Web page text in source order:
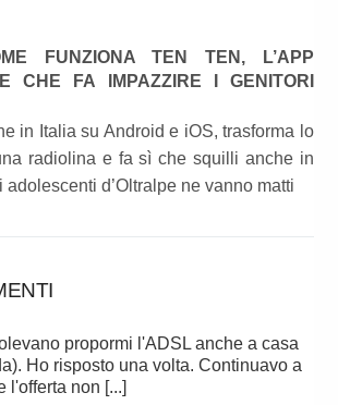
FUNZIONA TEN TEN, L’APP
CHE FA IMPAZZIRE I GENITORI
in Italia su Android e iOS, trasforma lo
radiolina e fa sì che squilli anche in
adolescenti d’Oltralpe ne vanno matti
Ho risposto una volta. Continuavo a
l'offerta non [...]